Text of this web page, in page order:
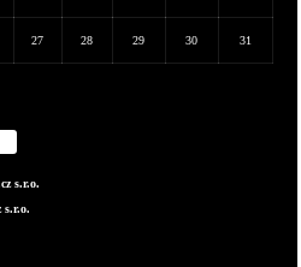
27 28 29 30 31
s.r.o.
s.r.o.